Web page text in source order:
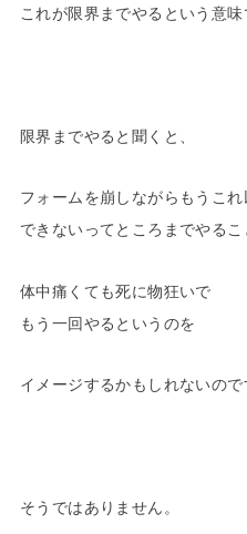
これが限界までやるという意味
限界までやると聞くと、
フォームを崩しながらもうこれ
できないって ところまでやるこ
体中痛くても死に物狂いで
もう一回やるというのを
イメージするかもしれないので
そうではありません。